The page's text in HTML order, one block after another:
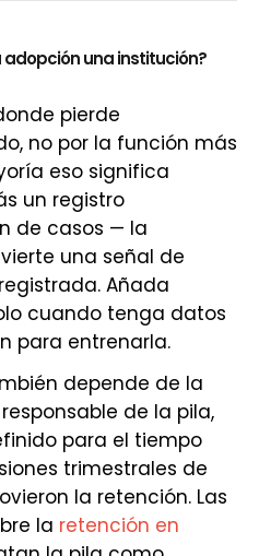
una institución?
pierde
no por la función más
eso significa
un registro
de casos — la
una señal de
Añada
cuando tenga datos
para entrenarla.
depende de la
de la pila,
para el tiempo
trimestrales de
la retención. Las
la retención en